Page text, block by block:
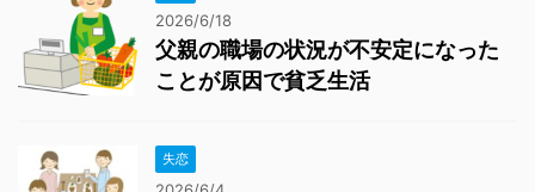
2026/6/18
父親の職場の状況が不安定になった
ことが原因で貧乏生活
失恋